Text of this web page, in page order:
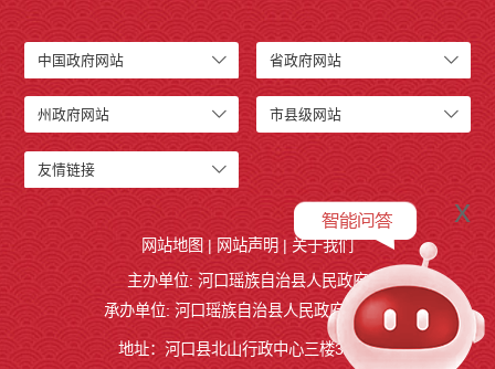
中国政府网站 省政府网站
州政府网站 市县级网站
友情链接
网站地图 | 网站声明 | 关于我们
主办单位: 河口瑶族自治县人民政府
承办单位: 河口瑶族自治县人民政府办公室
地址：河口县北山行政中心三楼327室
x